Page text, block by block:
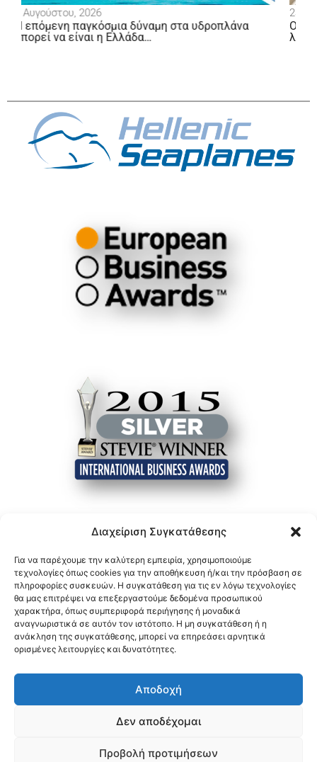
Διαχείριση Συγκατάθεσης
Για να παρέχουμε την καλύτερη εμπειρία, χρησιμοποιούμε
τεχνολογίες όπως cookies για την αποθήκευση ή/και την πρόσβαση σε
πληροφορίες συσκευών. Η συγκατάθεση για τις εν λόγω τεχνολογίες
θα μας επιτρέψει να επεξεργαστούμε δεδομένα προσωπικού
χαρακτήρα, όπως συμπεριφορά περιήγησης ή μοναδικά
αναγνωριστικά σε αυτόν τον ιστότοπο. Η μη συγκατάθεση ή η
ανάκληση της συγκατάθεσης, μπορεί να επηρεάσει αρνητικά
ορισμένες λειτουργίες και δυνατότητες.
Αποδοχή
Δεν αποδέχομαι
Προβολή προτιμήσεων
23 Ιουλίου, 2026
Ο Υπουργός Υγείας επιλέγει το
λιμάνι σε λιμάνι σε Σκόπελο, Σκύρο και